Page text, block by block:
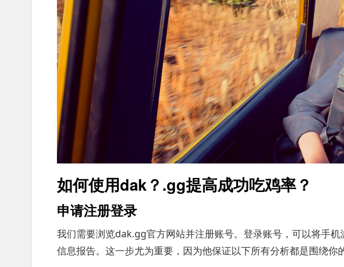
如何使用dak？.gg提高成功吃鸡率？
申请注册登录
我们需要浏览dak.gg官方网站并注册账号。登录账号，可以将手
信息报告。这一步尤为重要，因为他保证以下所有分析都是围绕你